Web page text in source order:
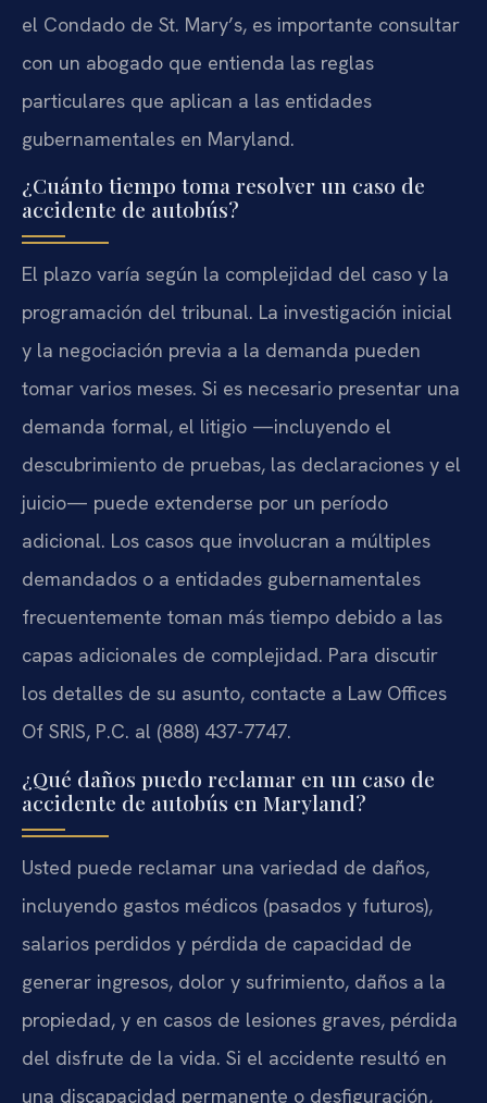
el Condado de St. Mary’s, es importante consultar
con un abogado que entienda las reglas
particulares que aplican a las entidades
gubernamentales en Maryland.
¿Cuánto tiempo toma resolver un caso de
accidente de autobús?
El plazo varía según la complejidad del caso y la
programación del tribunal. La investigación inicial
y la negociación previa a la demanda pueden
tomar varios meses. Si es necesario presentar una
demanda formal, el litigio —incluyendo el
descubrimiento de pruebas, las declaraciones y el
juicio— puede extenderse por un período
adicional. Los casos que involucran a múltiples
demandados o a entidades gubernamentales
frecuentemente toman más tiempo debido a las
capas adicionales de complejidad. Para discutir
los detalles de su asunto, contacte a Law Offices
Of SRIS, P.C. al (888) 437-7747.
¿Qué daños puedo reclamar en un caso de
accidente de autobús en Maryland?
Usted puede reclamar una variedad de daños,
incluyendo gastos médicos (pasados y futuros),
salarios perdidos y pérdida de capacidad de
generar ingresos, dolor y sufrimiento, daños a la
propiedad, y en casos de lesiones graves, pérdida
del disfrute de la vida. Si el accidente resultó en
una discapacidad permanente o desfiguración,